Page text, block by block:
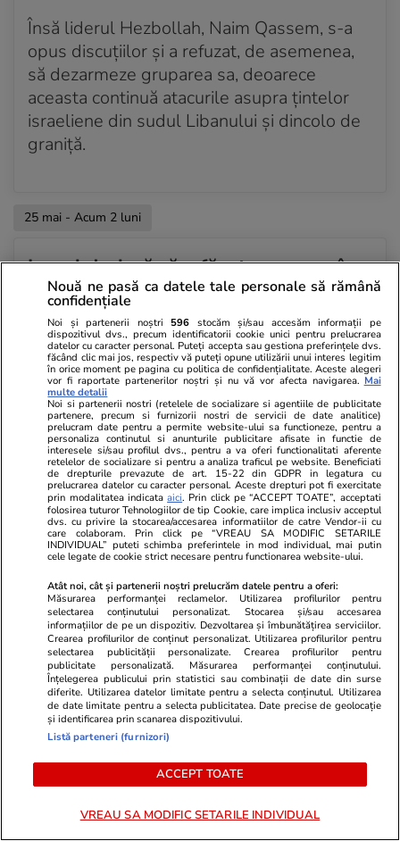
Însă liderul Hezbollah, Naim Qassem, s-a
opus discuțiilor și a refuzat, de asemenea,
să dezarmeze gruparea sa, deoarece
aceasta continuă atacurile asupra țintelor
israeliene din sudul Libanului și dincolo de
graniță.
25 mai - Acum 2 luni
Iranul declară că a făcut progrese în
multe chestiuni cu SUA, dar că un
acord nu este iminent
Iranul a declarat luni că Teheranul și
Washingtonul au ajuns la înțelegeri asupra
multor chestiuni în cadrul schimburilor de
replici privind un acord pentru încheierea
războiului, dar a avertizat că un acord nu
este iminent.
„Este corect să spunem că am ajuns la o
concluzie cu privire la o mare parte din
problemele discutate”, a declarat purtătorul
de cuvânt al Ministerului de Externe,
Esmaeil Baqaei, în cadrul unei conferințe de
presă săptămânale.
„Dar a spune că asta înseamnă că semnarea
unui acord este iminentă – nimeni nu poate
face o astfel de afirmație”, a spus el,
acuzând Washingtonul de „contradicții” și
schimbându-și pozițiile.
Aceste declarații vin după ce Iranul a
anunțat că finalizează un acord-cadru în 14
puncte pentru încheierea războiului cu
Nouă ne pasă ca datele tale personale să rămână
confidențiale
Noi și partenerii noștri 596 stocăm și/sau accesăm informații pe
dispozitivul dvs., precum identificatorii cookie unici pentru prelucrarea
datelor cu caracter personal. Puteți accepta sau gestiona preferințele dvs.
făcând clic mai jos, respectiv vă puteți opune utilizării unui interes legitim
în orice moment pe pagina cu politica de confidențialitate. Aceste alegeri
vor fi raportate partenerilor noștri și nu vă vor afecta navigarea. Mai
multe detalii
Noi si partenerii nostri (retelele de socializare si agentiile de publicitate
partenere, precum si furnizorii nostri de servicii de date analitice)
prelucram date pentru a permite website-ului sa functioneze, pentru a
personaliza continutul si anunturile publicitare afisate in functie de
interesele si/sau profilul dvs., pentru a va oferi functionalitati aferente
retelelor de socializare si pentru a analiza traficul pe website. Beneficiati
de drepturile prevazute de art. 15-22 din GDPR in legatura cu
prelucrarea datelor cu caracter personal. Aceste drepturi pot fi exercitate
prin modalitatea indicataaici. Prin click pe “ACCEPT TOATE”, acceptati
folosirea tuturor Tehnologiilor de tip Cookie, care implica inclusiv acceptul
dvs. cu privire la stocarea/accesarea informatiilor de catre Vendor-ii cu
care colaboram. Prin click pe “VREAU SA MODIFIC SETARILE
INDIVIDUAL” puteti schimba preferintele in mod individual, mai putin
cele legate de cookie strict necesare pentru functionarea website-ului.
Atât noi, cât și partenerii noștri prelucrăm datele pentru a oferi:
Măsurarea performanței reclamelor. Utilizarea profilurilor pentru
selectarea conținutului personalizat. Stocarea și/sau accesarea
informațiilor de pe un dispozitiv. Dezvoltarea și îmbunătățirea serviciilor.
Crearea profilurilor de conținut personalizat. Utilizarea profilurilor pentru
selectarea publicității personalizate. Crearea profilurilor pentru
publicitate personalizată. Măsurarea performanței conținutului.
Înțelegerea publicului prin statistici sau combinații de date din surse
diferite. Utilizarea datelor limitate pentru a selecta conținutul. Utilizarea
de date limitate pentru a selecta publicitatea. Date precise de geolocație
și identificarea prin scanarea dispozitivului.
Listă parteneri (furnizori)
ACCEPT TOATE
VREAU SA MODIFIC SETARILE INDIVIDUAL